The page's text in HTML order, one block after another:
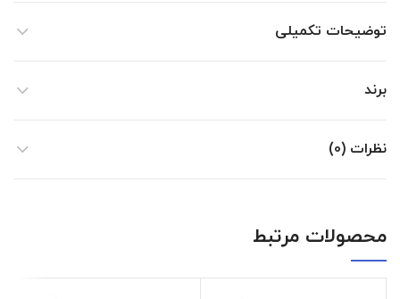
توضیحات تکمیلی
برند
نظرات (0)
محصولات مرتبط